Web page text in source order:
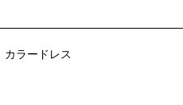
カラードレス